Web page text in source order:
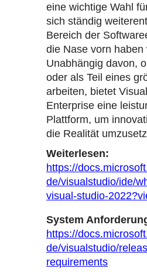
eine wichtige Wahl
sich ständig
Bereich der
die Nase vorn haben
Unabhängig davon,
oder als Teil eines
arbeiten, bietet
Enterprise eine
Plattform, um
die Realität
Weiterlesen:
https://
de/visualstudio/ide/
visual-studio-
System
https://
de/visualstudio/
requirements